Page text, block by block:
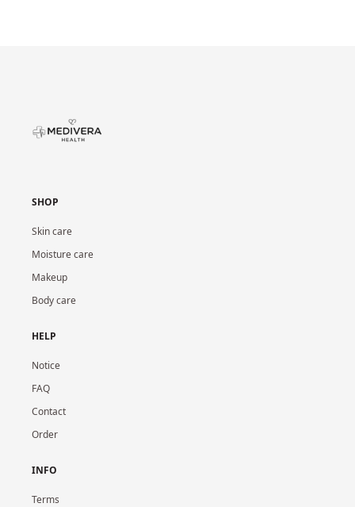
SHOP
Skin care
Moisture care
Makeup
Body care
HELP
Notice
FAQ
Contact
Order
INFO
Terms